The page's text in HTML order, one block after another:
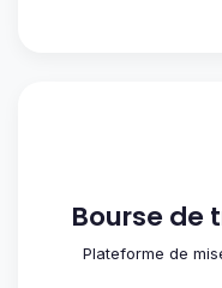
Bourse de
Plateforme de